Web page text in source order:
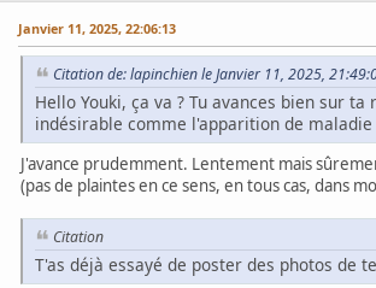
Janvier 11, 2025, 22:06:13
Citation de: lapinchien le Janvier 11, 2025,
Hello Youki, ça va ? Tu avances bien sur
indésirable comme l'apparition de
J'avance prudemment. Lentement mais
(pas de plaintes en ce sens, en tous cas, dans
Citation
T'as déjà essayé de poster des photos de